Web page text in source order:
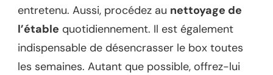
entretenu. Aussi, procédez au nettoyage de
l’étable quotidiennement. Il est également
indispensable de désencrasser le box toutes
les semaines. Autant que possible, offrez-lui